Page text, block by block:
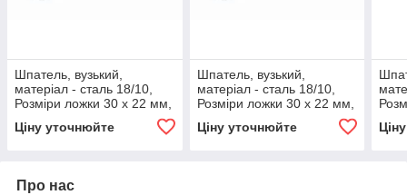
Шпатель, вузький,
матеріал - сталь 18/10,
Розміри ложки 30 x 22 мм,
Розміри шпателя 35 x 10
мм, Довжина 120
Ціну уточнюйте
Шпатель, вузький,
матеріал - сталь 18/10,
Розміри ложки 30 x 22 мм,
Розміри шпателя 40 x 10
мм, Довжина 150
Ціну уточнюйте
мм,
Про нас